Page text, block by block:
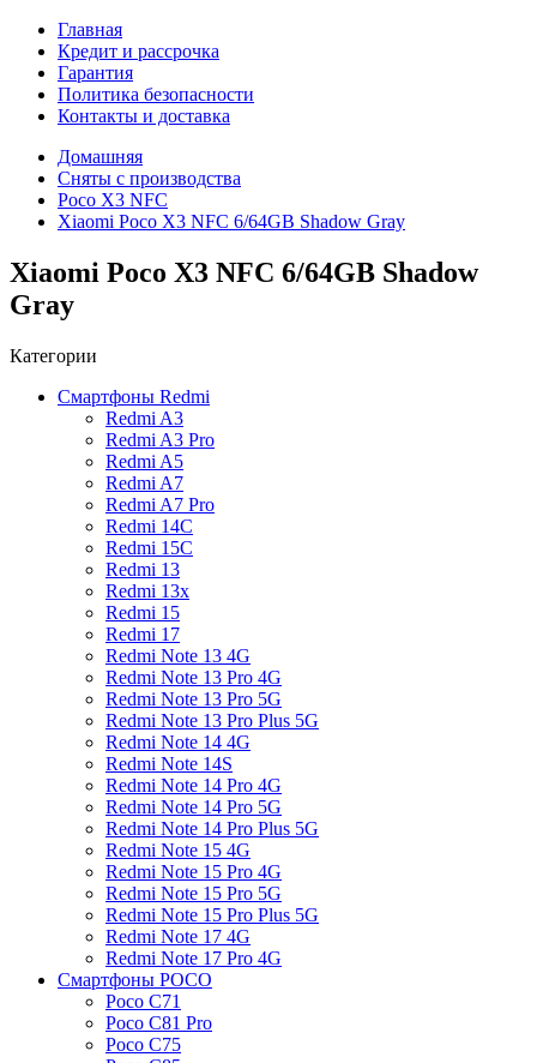
Главная
Кредит и рассрочка
Гарантия
Политика безопасности
Контакты и доставка
Домашняя
Сняты с производства
Poco X3 NFC
Xiaomi Poco X3 NFC 6/64GB Shadow Gray
Xiaomi Poco X3 NFC 6/64GB Shadow
Gray
Категории
Смартфоны Redmi
Redmi A3
Redmi A3 Pro
Redmi A5
Redmi A7
Redmi A7 Pro
Redmi 14C
Redmi 15C
Redmi 13
Redmi 13x
Redmi 15
Redmi 17
Redmi Note 13 4G
Redmi Note 13 Pro 4G
Redmi Note 13 Pro 5G
Redmi Note 13 Pro Plus 5G
Redmi Note 14 4G
Redmi Note 14S
Redmi Note 14 Pro 4G
Redmi Note 14 Pro 5G
Redmi Note 14 Pro Plus 5G
Redmi Note 15 4G
Redmi Note 15 Pro 4G
Redmi Note 15 Pro 5G
Redmi Note 15 Pro Plus 5G
Redmi Note 17 4G
Redmi Note 17 Pro 4G
Смартфоны POCO
Poco C71
Poco C81 Pro
Poco C75